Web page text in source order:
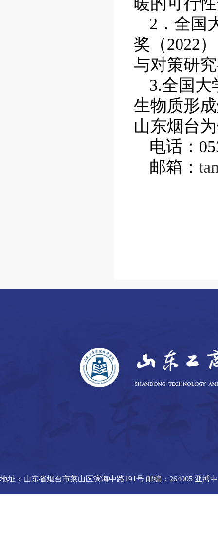
2 ．全
奖（2022
与对策研
3.全国大
生物质形
山东烟台
电话：
邮箱：
地址：山东省烟台市莱山区滨海中路191号 邮编：264005 亚搏